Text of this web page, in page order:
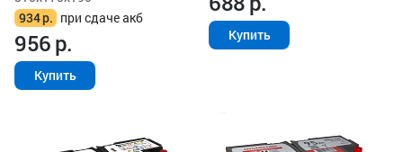
934р. при сдаче акб
956р.
Купить
Купить